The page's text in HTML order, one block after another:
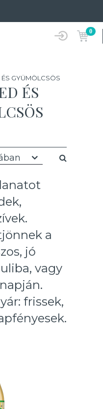
0
GYÜMÖLCSÖS
ÉS
a
jó
vagy
frissek,